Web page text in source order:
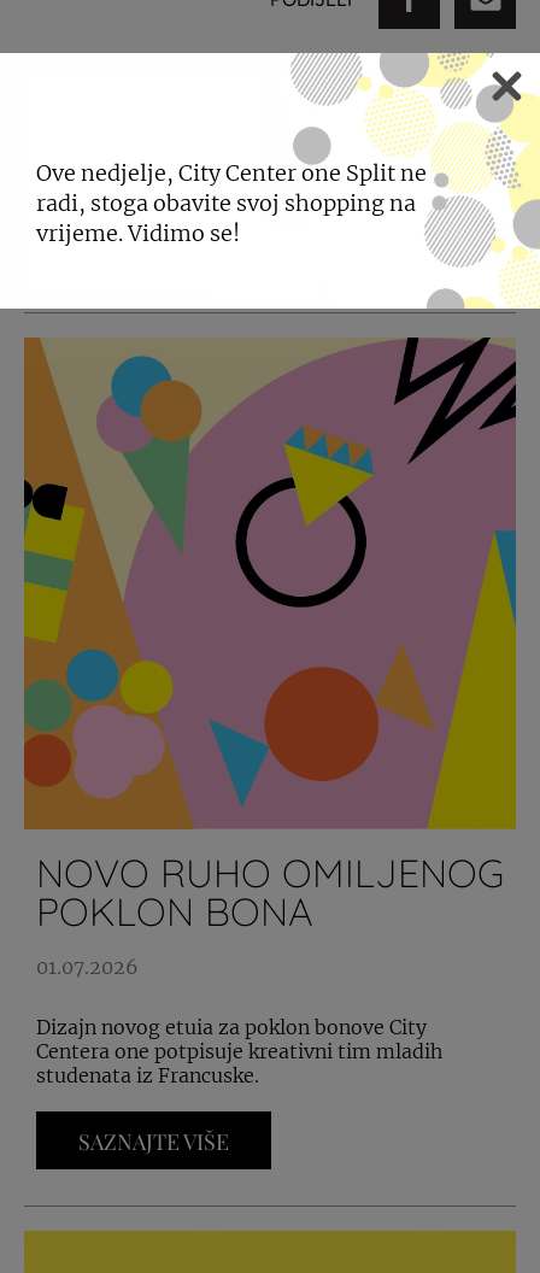
POGLEDAJTE JOŠ
NOVOSTI
NOVO RUHO OMILJENOG
POKLON BONA
01.07.2026
Dizajn novog etuia za poklon bonove City
Centera one potpisuje kreativni tim mladih
studenata iz Francuske.
SAZNAJTE VIŠE
Ove nedjelje, City Center one Split ne
radi, stoga obavite svoj shopping na
vrijeme. Vidimo se!